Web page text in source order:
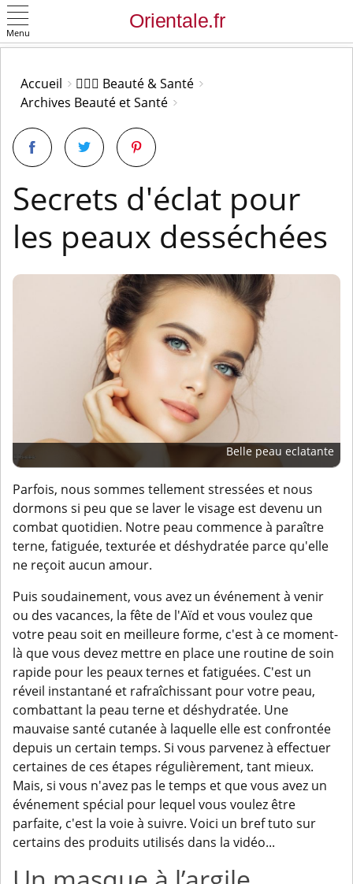
Menu
Accueil
👩🏻‍⚕️ Beauté & Santé
Archives Beauté et Santé
Secrets d'éclat pour
les peaux desséchées
Belle peau eclatante
Parfois, nous sommes tellement stressées et nous
dormons si peu que se laver le visage est devenu un
combat quotidien. Notre peau commence à paraître
terne, fatiguée, texturée et déshydratée parce qu'elle
ne reçoit aucun amour.
Puis soudainement, vous avez un événement à venir
ou des vacances, la fête de l'Aïd et vous voulez que
votre peau soit en meilleure forme, c'est à ce moment-
là que vous devez mettre en place une routine de soin
rapide pour les peaux ternes et fatiguées. C'est un
réveil instantané et rafraîchissant pour votre peau,
combattant la peau terne et déshydratée. Une
mauvaise santé cutanée à laquelle elle est confrontée
depuis un certain temps. Si vous parvenez à effectuer
certaines de ces étapes régulièrement, tant mieux.
Mais, si vous n'avez pas le temps et que vous avez un
événement spécial pour lequel vous voulez être
parfaite, c'est la voie à suivre. Voici un bref tuto sur
certains des produits utilisés dans la vidéo...